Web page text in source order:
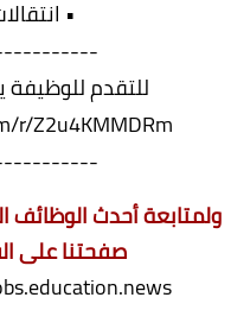
•
للتقدم
r/Z2u4KMMDRm
ولمتابعة أحدث
صفحتنا على